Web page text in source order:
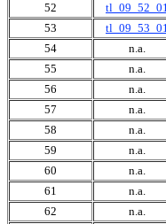
52
53
54
n.a.
55
n.a.
56
n.a.
57
n.a.
58
n.a.
59
n.a.
60
n.a.
61
n.a.
62
n.a.